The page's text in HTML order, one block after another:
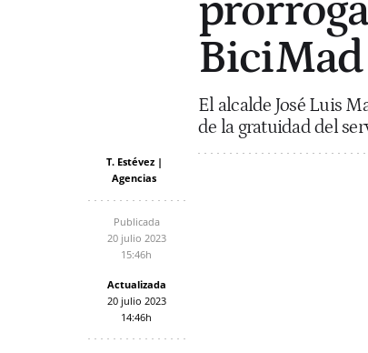
El alcalde José Luis
de la gratuidad del
T. Estévez |
Agencias
Publicada
20 julio 2023
15:46h
Actualizada
20 julio 2023
14:46h